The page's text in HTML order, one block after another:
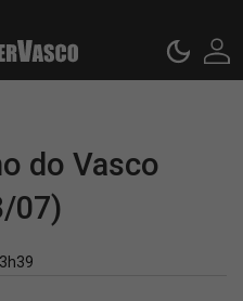
do Vasco
07)